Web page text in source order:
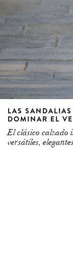
LAS
DOMINAR EL
El clásico calzado
versátiles,